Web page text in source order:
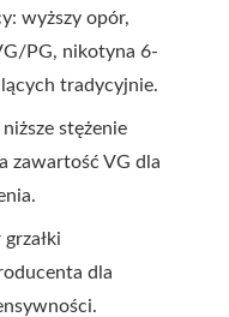
wyższy opór,
PG, nikotyna 6-
tradycyjnie.
stężenie
zawartość VG dla
dla